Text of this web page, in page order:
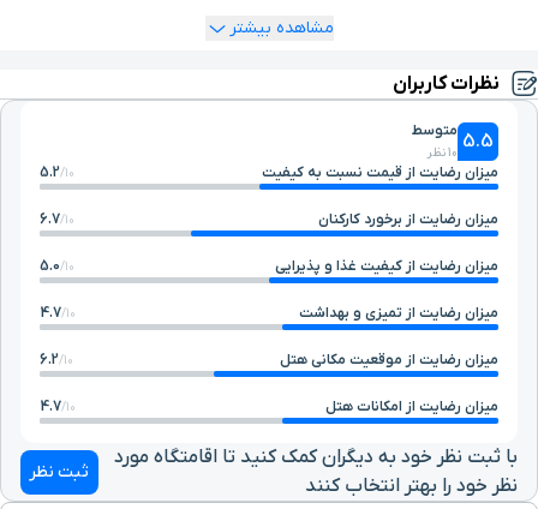
مشاهده بیشتر
نظرات کاربران
5.5 متوسط
10 نظر
میزان رضایت از قیمت نسبت به کیفیت 10/
5.2
میزان رضایت از برخورد کارکنان 10/
6.7
میزان رضایت از کیفیت غذا و پذیرایی 10/
5.0
میزان رضایت از تمیزی و بهداشت 10/
4.7
میزان رضایت از موقعیت مکانی هتل 10/
6.2
میزان رضایت از امکانات هتل 10/
4.7
با ثبت نظر خود به دیگران کمک کنید تا اقامتگاه مورد
نظر خود را بهتر انتخاب کنند
ثبت نظر